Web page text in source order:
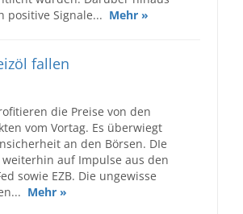
positive Signale... Mehr »
fallen
die Preise von den
vom Vortag. Es überwiegt
an den Börsen. DIe
auf Impulse aus den
sowie EZB. Die ungewisse
Mehr »